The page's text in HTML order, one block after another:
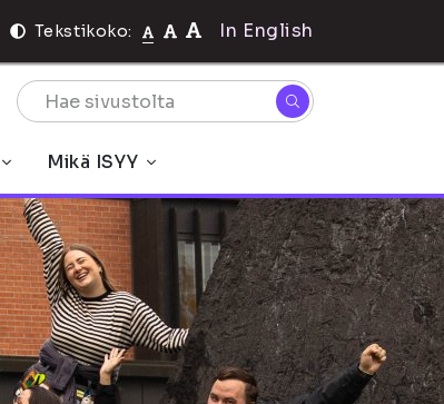
Tekstikoko: In English
Mikä ISYY